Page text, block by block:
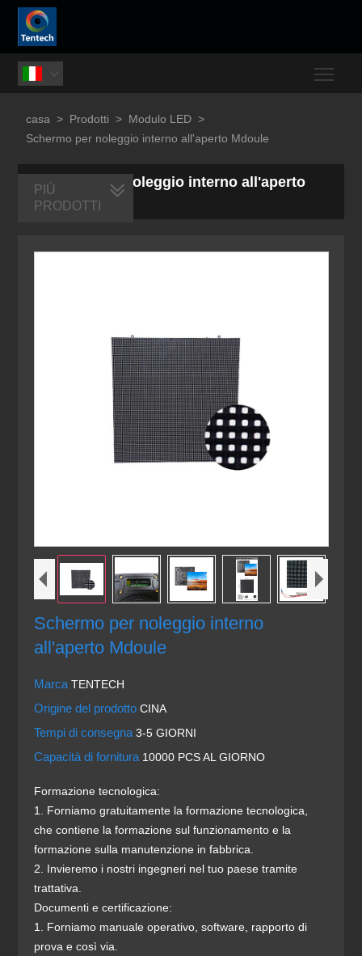

casa > Prodotti > Modulo LED >
Schermo per noleggio interno all'aperto Mdoule
Schermo per noleggio interno all'aperto
Mdoule
Schermo per noleggio interno
all'aperto Mdoule
MarcaTENTECH
Origine del prodottoCINA
Tempi di consegna3-5 GIORNI
Capacità di fornitura 10000 PCS AL GIORNO
Formazione tecnologica:
1. Forniamo gratuitamente la formazione tecnologica,
che contiene la formazione sul funzionamento e la
formazione sulla manutenzione in fabbrica.
2. Invieremo i nostri ingegneri nel tuo paese tramite
trattativa.
Documenti e certificazione:
1. Forniamo manuale operativo, software, rapporto di
prova e così via.
PIÙ
PRODOTTI